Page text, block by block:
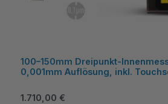
100–150mm Dreipunkt-
0,001mm Auflösung, inkl.
Metrology
Regulärer Preis:
1.710,00 €